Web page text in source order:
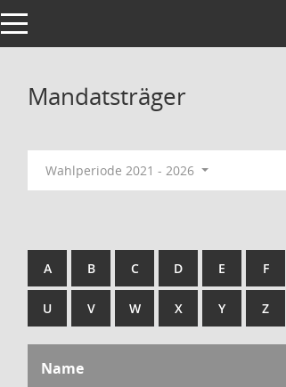
Toggle navigation
Mandatsträger
Wahlperiode 2021 - 2026
A B C D E F
U V W X Y Z
Name